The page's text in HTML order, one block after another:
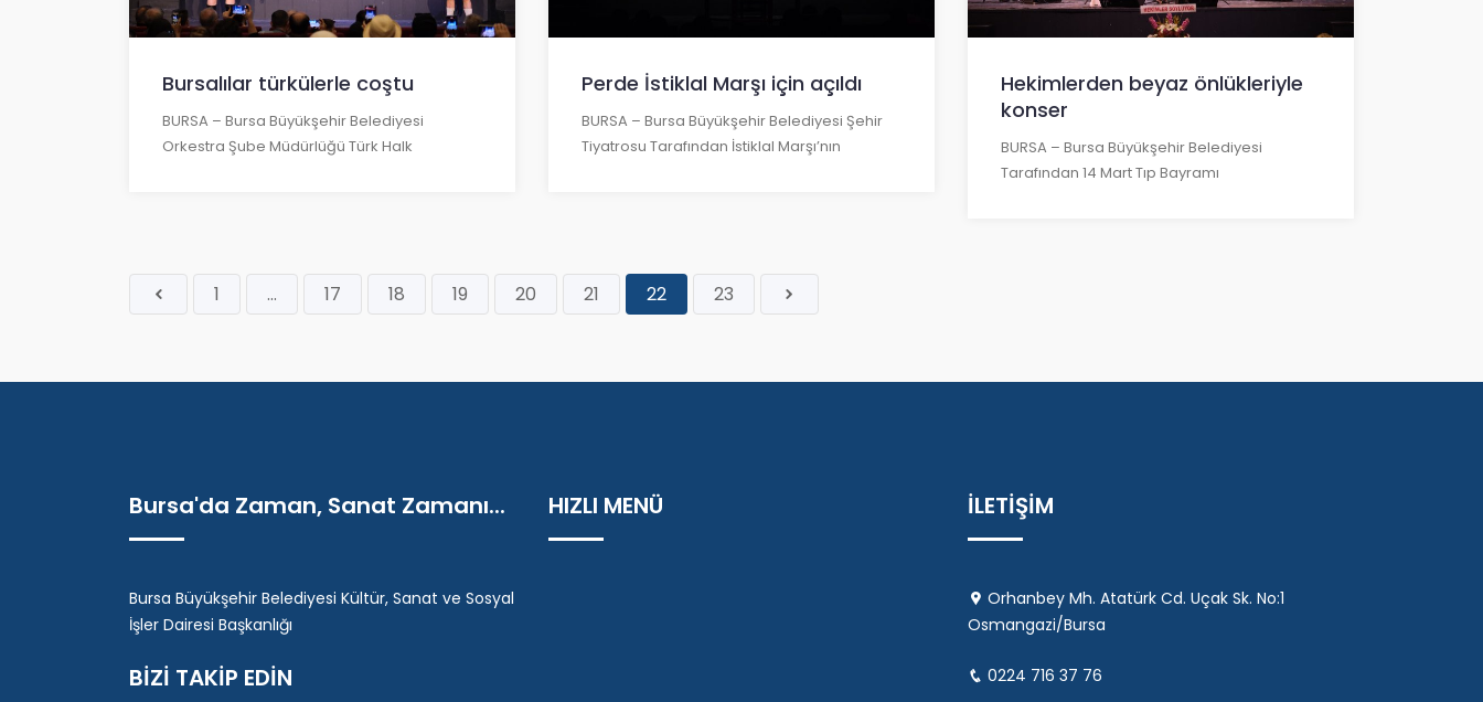
Bursalılar türkülerle coştu
BURSA – Bursa Büyükşehir Belediyesi
Orkestra Şube Müdürlüğü Türk Halk
Perde İstiklal Marşı için açıldı
BURSA – Bursa Büyükşehir Belediyesi Şehir
Tiyatrosu Tarafından İstiklal Marşı’nın
Hekimlerden beyaz önlükleriyle
konser
BURSA – Bursa Büyükşehir Belediyesi
Tarafından 14 Mart Tıp Bayramı
1 ... 17 18 19 20 21 22 23
Bursa'da Zaman, Sanat Zamanı...
Bursa Büyükşehir Belediyesi Kültür, Sanat ve Sosyal
İşler Dairesi Başkanlığı
BİZİ TAKİP EDİN
HIZLI MENÜ İLETİŞİM
Orhanbey Mh. Atatürk Cd. Uçak Sk. No:1
Osmangazi/Bursa
0224 716 37 76